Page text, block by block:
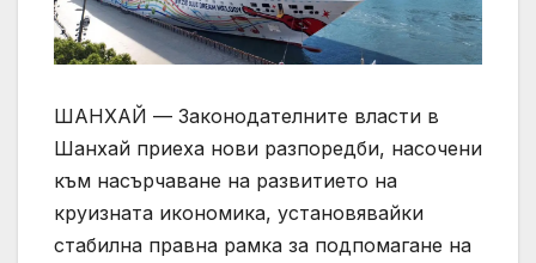
ШАНХАЙ — Законодателните власти в
Шанхай приеха нови разпоредби, насочени
към насърчаване на развитието на
круизната икономика, установявайки
стабилна правна рамка за подпомагане на